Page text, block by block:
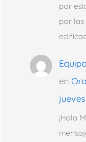
por
por las
en
¡Hola